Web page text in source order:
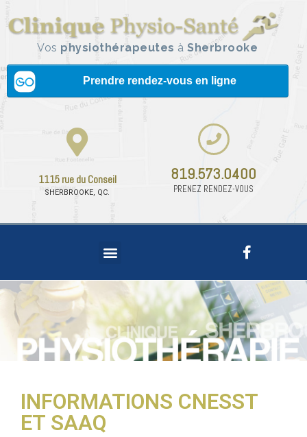
Vos physiothérapeutes àSherbrooke
1115 rue du Conseil
SHERBROOKE, QC.
819.573.0400
PRENEZ RENDEZ-VOUS
INFORMATIONS CNESST
ET SAAQ